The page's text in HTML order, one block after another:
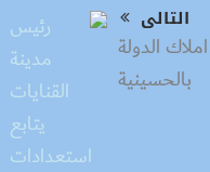
التالى
الدولة
بالحسينية